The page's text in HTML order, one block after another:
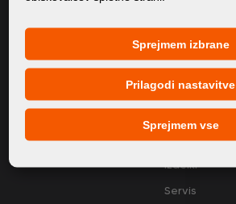
Politika zasebnosti
Politika piškotkov
VSEBINA
O Nas
Izdelki
Servis
Sprejmem izbrane
Prilagodi nastavitve
Sprejmem vse